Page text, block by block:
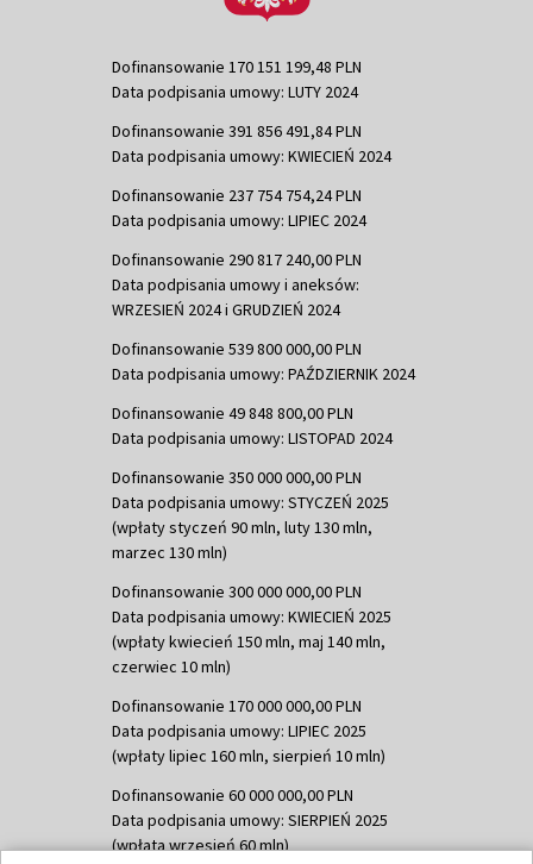
Dofinansowanie 170 151 199,48 PLN
Data podpisania umowy: LUTY 2024
Dofinansowanie 391 856 491,84 PLN
Data podpisania umowy: KWIECIEŃ 2024
Dofinansowanie 237 754 754,24 PLN
Data podpisania umowy: LIPIEC 2024
Dofinansowanie 290 817 240,00 PLN
Data podpisania umowy i aneksów:
WRZESIEŃ 2024 i GRUDZIEŃ 2024
Dofinansowanie 539 800 000,00 PLN
Data podpisania umowy: PAŹDZIERNIK 2024
Dofinansowanie 49 848 800,00 PLN
Data podpisania umowy: LISTOPAD 2024
Dofinansowanie 350 000 000,00 PLN
Data podpisania umowy: STYCZEŃ 2025
(wpłaty styczeń 90 mln, luty 130 mln,
marzec 130 mln)
Dofinansowanie 300 000 000,00 PLN
Data podpisania umowy: KWIECIEŃ 2025
(wpłaty kwiecień 150 mln, maj 140 mln,
czerwiec 10 mln)
Dofinansowanie 170 000 000,00 PLN
Data podpisania umowy: LIPIEC 2025
(wpłaty lipiec 160 mln, sierpień 10 mln)
Dofinansowanie 60 000 000,00 PLN
Data podpisania umowy: SIERPIEŃ 2025
(wpłata wrzesień 60 mln)